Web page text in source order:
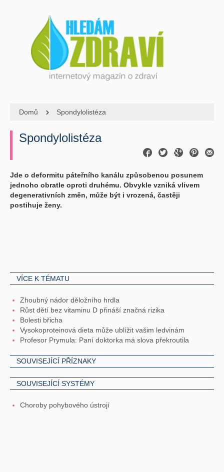
Domů Spondylolistéza
Spondylolistéza
Jde o deformitu páteřního kanálu způsobenou posunem
jednoho obratle oproti druhému. Obvykle vzniká vlivem
degenerativních změn, může být i vrozená, častěji
postihuje ženy.
VÍCE K TÉMATU
Zhoubný nádor děložního hrdla
Růst dětí bez vitaminu D přináší značná rizika
Bolesti břicha
Vysokoproteinová dieta může ublížit vašim ledvinám
Profesor Prymula: Paní doktorka má slova překroutila
SOUVISEJÍCÍ PŘÍZNAKY
SOUVISEJÍCÍ SYSTÉMY
Choroby pohybového ústrojí